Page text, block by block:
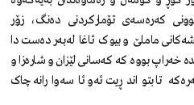
کەرەسەی تۆمارکردنی دەنگ، زۆر
ماملێ و بیوک ئاغا لەبەردەست دا
خەراپ بووە کە کەسانی لێزان و شارەزا و
تا بتواندڕیت ئەو ئاسەوارانە چاک